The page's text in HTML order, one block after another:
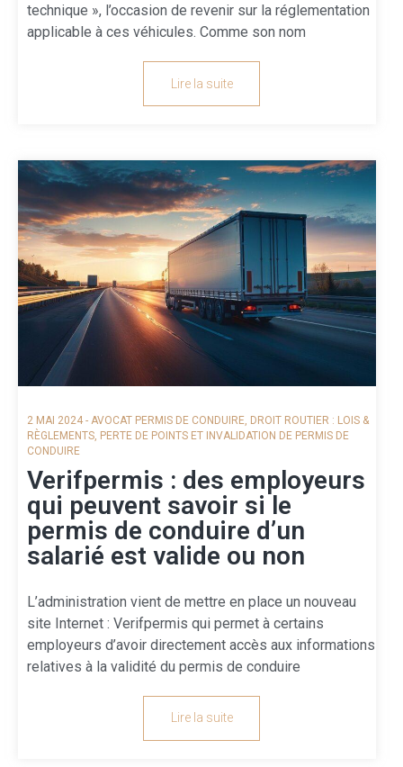
technique », l’occasion de revenir sur la réglementation
applicable à ces véhicules. Comme son nom
Lire la suite
2 MAI 2024 - AVOCAT PERMIS DE CONDUIRE, DROIT ROUTIER : LOIS &
RÈGLEMENTS, PERTE DE POINTS ET INVALIDATION DE PERMIS DE
CONDUIRE
Verifpermis : des employeurs
qui peuvent savoir si le
permis de conduire d’un
salarié est valide ou non
L’administration vient de mettre en place un nouveau
site Internet : Verifpermis qui permet à certains
employeurs d’avoir directement accès aux informations
relatives à la validité du permis de conduire
Lire la suite